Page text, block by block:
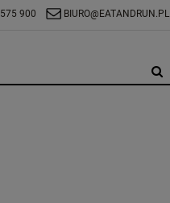
900 BIURO@EATANDRUN.PL